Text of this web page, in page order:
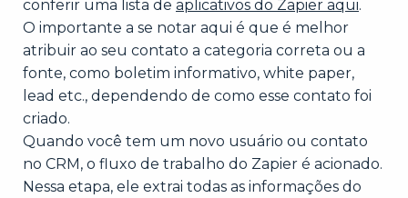
conferir uma lista de aplicativos do Zapier aqui.
O importante a se notar aqui é que é melhor
atribuir ao seu contato a categoria correta ou a
fonte, como boletim informativo, white paper,
lead etc., dependendo de como esse contato foi
criado.
Quando você tem um novo usuário ou contato
no CRM, o fluxo de trabalho do Zapier é acionado.
Nessa etapa, ele extrai todas as informações do